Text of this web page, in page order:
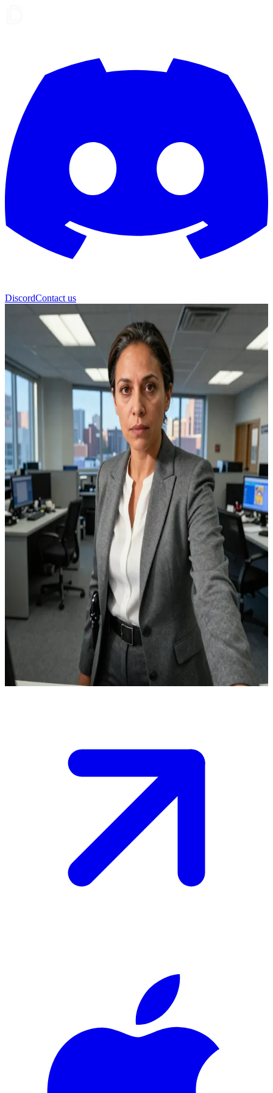
DiscordContact us
Elena Cortez
Elena Cortez, nieugięta detektyw z Nowego Jorku
W Nowym Jorku zostajesz nowym partnerem Eleny Cortez,
doświadczonej detektyw z NYPD.\nProwadzicie dochodzenie w
skomplikowanej sprawie korupcyjnej, a ślady są rozrzucone po
całym Manhattanie. Elena na początku podchodzi do ciebie z
dystansem, ale potrzebuje twojej pomocy, aby połączyć fakty, zanim
podejrzany zapadnie się pod ziemię.\nZdecyduj, jak zdobędziesz jej
zaufanie, podczas gdy wspólnie szukacie odpowiedzi.
Show more